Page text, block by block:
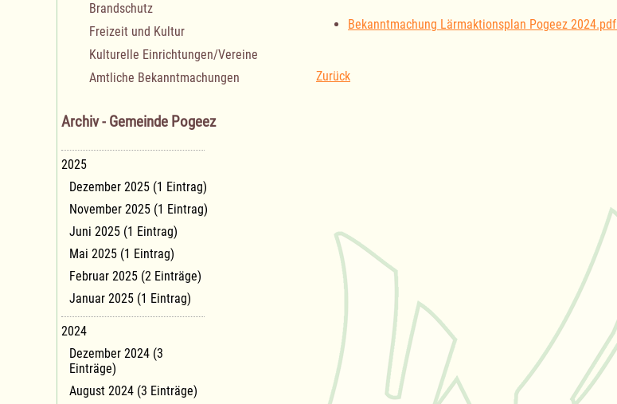
Bekanntmachung Lärmaktionsplan Pogeez 2024.pdf
Zurück
Brandschutz
Freizeit und Kultur
Kulturelle Einrichtungen/Vereine
Amtliche Bekanntmachungen
Archiv - Gemeinde Pogeez
2025
Dezember 2025 (1 Eintrag)
November 2025 (1 Eintrag)
Juni 2025 (1 Eintrag)
Mai 2025 (1 Eintrag)
Februar 2025 (2 Einträge)
Januar 2025 (1 Eintrag)
2024
Dezember 2024 (3
Einträge)
August 2024 (3 Einträge)